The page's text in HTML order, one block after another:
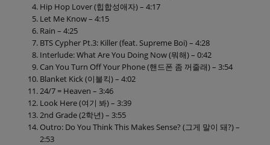
Hip Hop Lover (힙합성애자) – 4:17
Let Me Know – 4:15
Rain – 4:25
BTS Cypher Pt.3: Killer (feat. Supreme Boi) – 4:28
Interlude: What Are You Doing Now (뭐해) – 0:42
Can You Turn Off Your Phone (핸드폰 좀 꺼줄래) – 3:54
Blanket Kick (이불킥) – 4:02
24/7 = Heaven – 3:46
Look Here (여기 봐) – 3:39
2nd Grade (2학년) – 3:55
Outro: Do You Think This Makes Sense? (그게 말이 돼?) –
2:53